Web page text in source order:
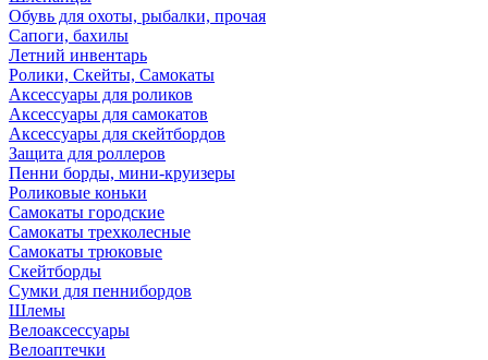
Обувь для охоты, рыбалки, прочая
Сапоги, бахилы
Летний инвентарь
Ролики, Скейты, Самокаты
Аксессуары для роликов
Аксессуары для самокатов
Аксессуары для скейтбордов
Защита для роллеров
Пенни борды, мини-круизеры
Роликовые коньки
Самокаты городские
Самокаты трехколесные
Самокаты трюковые
Скейтборды
Сумки для пеннибордов
Шлемы
Велоаксессуары
Велоаптечки